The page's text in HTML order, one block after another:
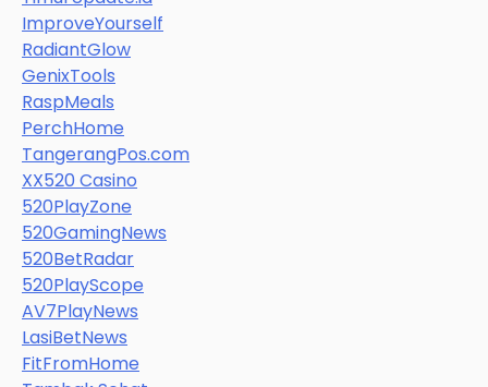
ImproveYourself
RadiantGlow
GenixTools
RaspMeals
PerchHome
TangerangPos.com
XX520 Casino
520PlayZone
520GamingNews
520BetRadar
520PlayScope
AV7PlayNews
LasiBetNews
FitFromHome